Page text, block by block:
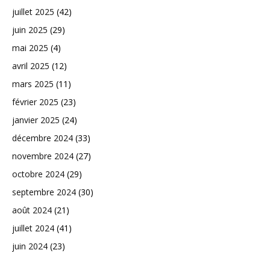
juillet 2025 (42)
juin 2025 (29)
mai 2025 (4)
avril 2025 (12)
mars 2025 (11)
février 2025 (23)
janvier 2025 (24)
décembre 2024 (33)
novembre 2024 (27)
octobre 2024 (29)
septembre 2024 (30)
août 2024 (21)
juillet 2024 (41)
juin 2024 (23)